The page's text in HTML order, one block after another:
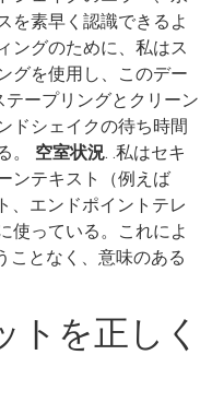
を素早く認識できるよ
ングのために、私はス
グを使用し、このデー
テープリングとクリーン
ドシェイクの待ち時間
。 空室状況. .私はセキ
ンテキスト（例えば
、エンドポイントテレ
使っている。これによ
ことなく、意味のある
トを正しく